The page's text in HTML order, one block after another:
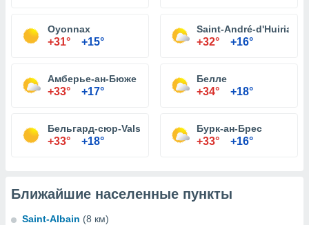
Oyonnax
+31° +15°
Saint-André-d'Huiriat
+32° +16°
Амберье-ан-Бюже
+33° +17°
Белле
+34° +18°
Бельгард-сюр-Valserine
+33° +18°
Бурк-ан-Брес
+33° +16°
Ближайшие населенные пункты
Saint-Albain (8 км)